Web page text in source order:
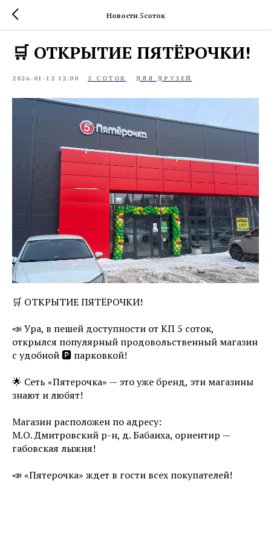
Новости 5соток
🛒 ОТКРЫТИЕ ПЯТЁРОЧКИ!
2026-01-12 12:00 5 СОТОК ДЛЯ ДРУЗЕЙ
🛒 ОТКРЫТИЕ ПЯТЁРОЧКИ!
📣 Ура, в пешей доступности от КП 5 соток,
открылся популярный продовольственный магазин
с удобной 🅿️ парковкой!
🌟 Сеть «Пятерочка» — это уже бренд, эти магазины
знают и любят!
Магазин расположен по адресу:
М.О. Дмитровский р-н, д. Бабаиха, ориентир —
габовская лыжня!
📣 «Пятерочка» ждет в гости всех покупателей!